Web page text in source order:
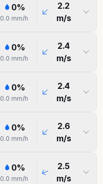
0%
0.0 mm/h
2.2
m/s
0%
0.0 mm/h
2.4
m/s
0%
0.0 mm/h
2.4
m/s
0%
0.0 mm/h
2.6
m/s
0%
0.0 mm/h
2.5
m/s